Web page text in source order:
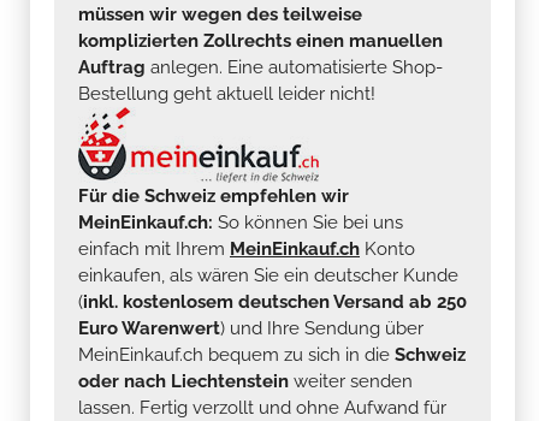
müssen wir wegen des teilweise
komplizierten Zollrechts einen manuellen
Auftrag anlegen. Eine automatisierte Shop-
Bestellung geht aktuell leider nicht!
Für die Schweiz empfehlen wir
MeinEinkauf.ch: So können Sie bei uns
einfach mit Ihrem MeinEinkauf.ch Konto
einkaufen, als wären Sie ein deutscher Kunde
(inkl. kostenlosem deutschen Versand ab 250
Euro Warenwert) und Ihre Sendung über
MeinEinkauf.ch bequem zu sich in die Schweiz
oder nach Liechtenstein weiter senden
lassen. Fertig verzollt und ohne Aufwand für